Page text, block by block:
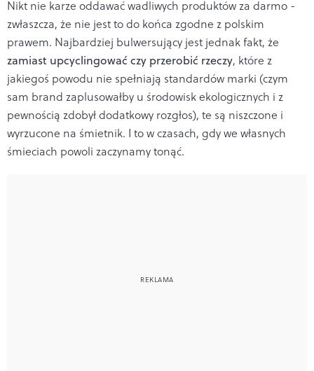
Nikt nie karze oddawać wadliwych produktów za darmo -
zwłaszcza, że nie jest to do końca zgodne z polskim
prawem. Najbardziej bulwersujący jest jednak fakt, że
zamiast upcyclingować czy przerobić rzeczy, które z
jakiegoś powodu nie spełniają standardów marki (czym
sam brand zaplusowałby u środowisk ekologicznych i z
pewnością zdobył dodatkowy rozgłos), te są niszczone i
wyrzucone na śmietnik. I to w czasach, gdy we własnych
śmieciach powoli zaczynamy tonąć.